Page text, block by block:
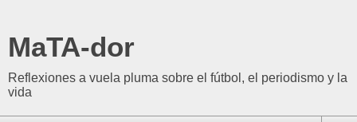
MaTA-dor
Reflexiones a vuela pluma sobre el fútbol, el periodismo y la
vida